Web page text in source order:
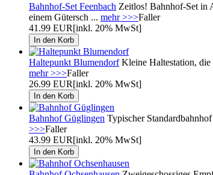
Bahnhof-Set Feenbach Zeitlos! Bahnhof-Set in
einem Gütersch ... mehr >>>Faller
41.99 EUR[inkl. 20% MwSt]
Haltepunkt BlumendorfKleine Haltestation, die
mehr >>>Faller
26.99 EUR[inkl. 20% MwSt]
Bahnhof Güglingen Typischer
>>>Faller
43.99 EUR[inkl. 20% MwSt]